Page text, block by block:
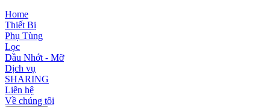
Home
Thiết Bị
Phụ Tùng
Lọc
Dầu Nhớt - Mỡ
Dịch vụ
SHARING
Liên hệ
Về chúng tôi